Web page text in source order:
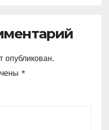
опубликован.
*